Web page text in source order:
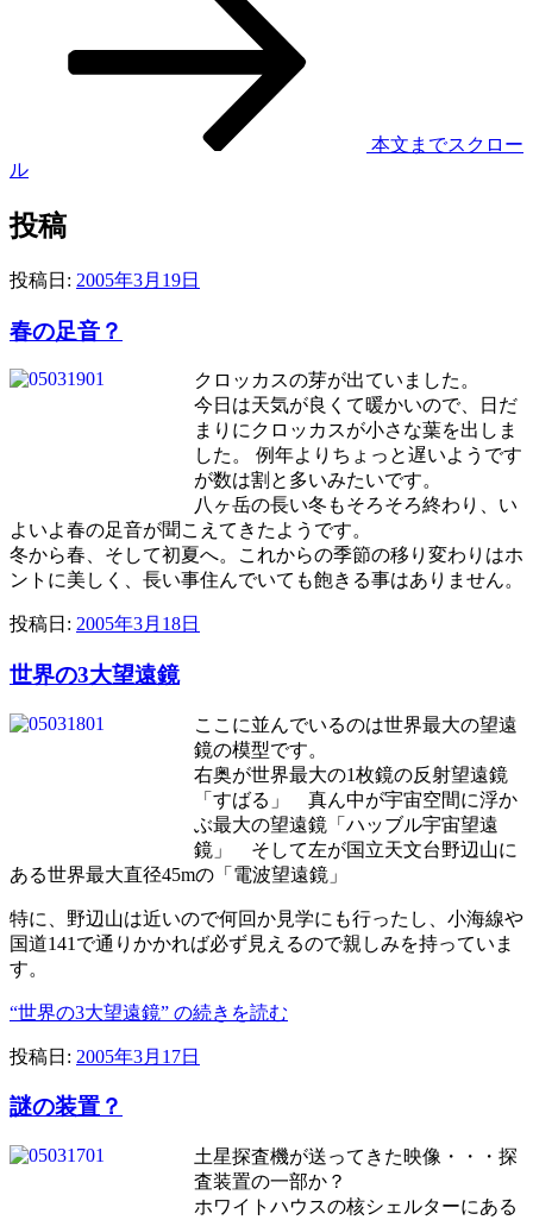
本文までスクロー
ル
投稿
投稿日: 2005年3月19日
春の足音？
クロッカスの芽が出ていました。
今日は天気が良くて暖かいので、日だ
まりにクロッカスが小さな葉を出しま
した。 例年よりちょっと遅いようです
が数は割と多いみたいです。
八ヶ岳の長い冬もそろそろ終わり、い
よいよ春の足音が聞こえてきたようです。
冬から春、そして初夏へ。これからの季節の移り変わりはホ
ントに美しく、長い事住んでいても飽きる事はありません。
投稿日: 2005年3月18日
世界の3大望遠鏡
ここに並んでいるのは世界最大の望遠
鏡の模型です。
右奥が世界最大の1枚鏡の反射望遠鏡
「すばる」 真ん中が宇宙空間に浮か
ぶ最大の望遠鏡「ハッブル宇宙望遠
鏡」 そして左が国立天文台野辺山に
ある世界最大直径45mの「電波望遠鏡」
特に、野辺山は近いので何回か見学にも行ったし、小海線や
国道141で通りかかれば必ず見えるので親しみを持っていま
す。
“世界の3大望遠鏡” の続きを読む
投稿日: 2005年3月17日
謎の装置？
土星探査機が送ってきた映像・・・探
査装置の一部か？
ホワイトハウスの核シェルターにある